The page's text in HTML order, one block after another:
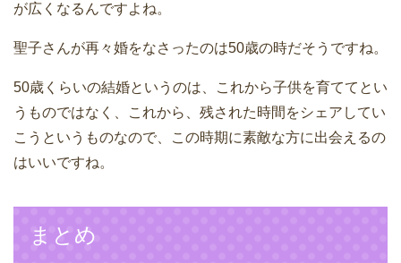
が広くなるんですよね。
聖子さんが再々婚をなさったのは50歳の時だそうですね。
50歳くらいの結婚というのは、これから子供を育ててとい
うものではなく、これから、残された時間をシェアしてい
こうというものなので、この時期に素敵な方に出会えるの
はいいですね。
まとめ